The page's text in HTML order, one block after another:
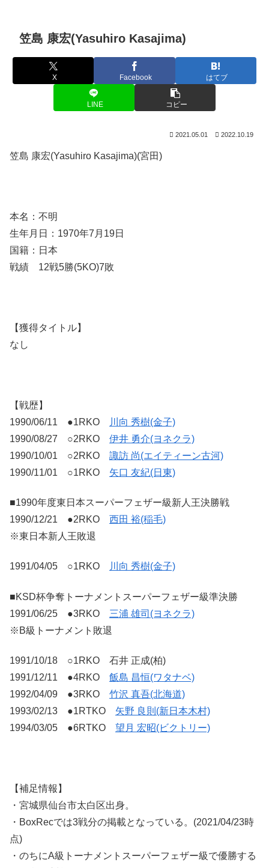
笠島 康宏(Yasuhiro Kasajima)
X Facebook はてブ
LINE コピー
2021.05.01 2022.10.19
笠島 康宏(Yasuhiro Kasajima)(宮田)
本名：不明
生年月日：1970年7月19日
国籍：日本
戦績 12戦5勝(5KO)7敗
【獲得タイトル】
なし
【戦歴】
1990/06/11 ●1RKO
川向 秀樹(金子)
1990/08/27 ○2RKO 伊井 勇介(ヨネクラ)
1990/10/01 ○2RKO 諏訪 尚(エイティーン古河)
1990/11/01 ○1RKO 矢口 友紀(日東)
■1990年度東日本スーパーフェザー級新人王決勝戦
1990/12/21 ●2RKO 西田 裕(稲毛)
※東日本新人王敗退
1991/04/05 ○1RKO 川向 秀樹(金子)
■KSD杯争奪トーナメントスーパーフェザー級準決勝
1991/06/25 ●3RKO 三浦 雄司(ヨネクラ)
※B級トーナメント敗退
1991/10/18 ○1RKO 石井 正成(柏)
1991/12/11 ●4RKO 飯島 昌恒(ワタナベ)
1992/04/09 ●3RKO 竹沢 真吾(北海道)
1993/02/13 ●1RTKO 矢野 良則(新日本木村)
1994/03/05 ●6RTKO 望月 宏昭(ビクトリー)
【補足情報】
・宮城県仙台市太白区出身。
・BoxRecでは3戦分の掲載となっている。(2021/04/23時
点)
・のちにA級トーナメントスーパーフェザー級で優勝する